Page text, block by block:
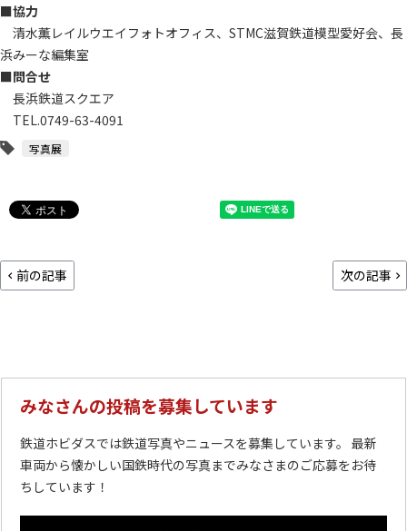
■協力
清水薫レイルウエイフォトオフィス、STMC滋賀鉄道模型愛好会、長
浜みーな編集室
■問合せ
長浜鉄道スクエア
TEL.0749-63-4091
写真展
前の記事 次の記事
みなさんの投稿を募集しています
鉄道ホビダスでは鉄道写真やニュースを募集しています。 最新
車両から懐かしい国鉄時代の写真までみなさまのご応募をお待
ちしています！